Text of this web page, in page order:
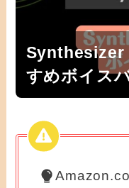
Synthesizer
すめボイス